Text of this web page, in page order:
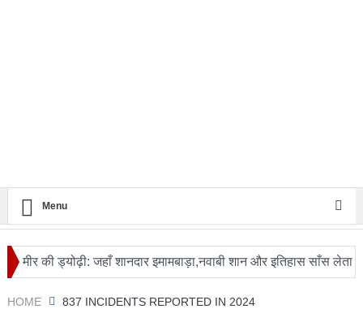
Menu
की ड्योढ़ी: जहाँ शानदार इमामबाड़ा,नवाबी शान और इतिहास साँस लेता था
HOME 837 INCIDENTS REPORTED IN 2024